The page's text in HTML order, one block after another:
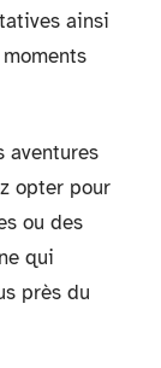
ainsi
aventures
opter pour
ou des
qui
près du